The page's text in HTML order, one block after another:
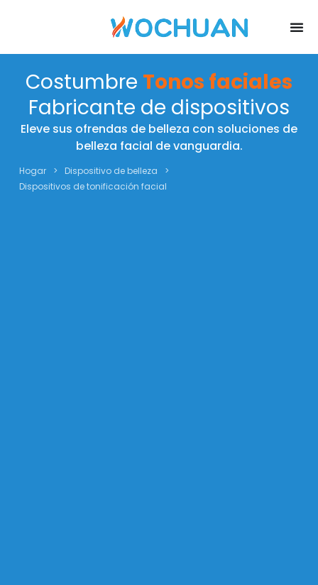
Costumbre Tonos faciales
Fabricante de dispositivos
Eleve sus ofrendas de belleza con soluciones de
belleza facial de vanguardia.
Hogar > Dispositivo de belleza
>
Dispositivos de tonificación facial